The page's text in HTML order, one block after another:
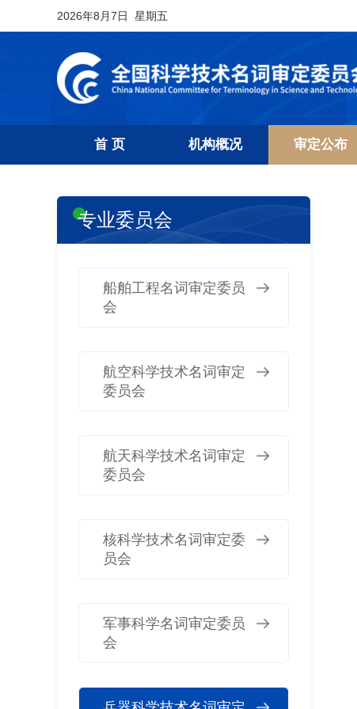
2026年8月7日 星期五
首 页 机构概况 审定公布
专业委员会
船舶工程名词审定委员
会
航空科学技术名词审定
委员会
航天科学技术名词审定
委员会
核科学技术名词审定委
员会
军事科学名词审定委员
会